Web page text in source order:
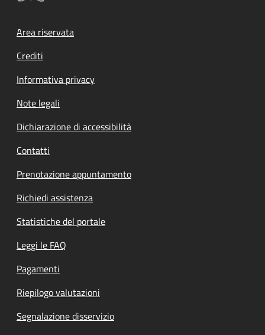
Footer menu
Area riservata
Crediti
Informativa privacy
Note legali
Dichiarazione di accessibilità
Contatti
Prenotazione appuntamento
Richiedi assistenza
Statistiche del portale
Leggi le FAQ
Pagamenti
Riepilogo valutazioni
Segnalazione disservizio